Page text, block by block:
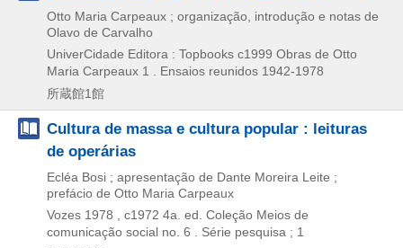
Otto Maria Carpeaux ; organização, introdução e notas de
Olavo de Carvalho
UniverCidade Editora : Topbooks c1999 Obras de Otto
Maria Carpeaux 1 . Ensaios reunidos 1942-1978
所蔵館1館
Cultura de massa e cultura popular : leituras
de operárias
Ecléa Bosi ; apresentação de Dante Moreira Leite ;
prefácio de Otto Maria Carpeaux
Vozes 1978 , c1972 4a. ed. Coleção Meios de
comunicação social no. 6 . Série pesquisa ; 1